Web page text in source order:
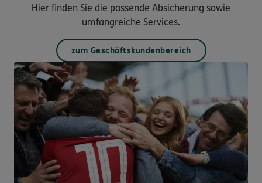
Hier finden Sie die passende Absicherung sowie
umfangreiche Services.
zum Geschäftskundenbereich